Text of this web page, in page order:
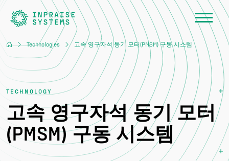
Technologies 고속 영구자석 동기 모터(PMSM) 구동 시스템
TECHNOLOGY
고속 영구자석 동기 모터
(PMSM) 구동 시스템